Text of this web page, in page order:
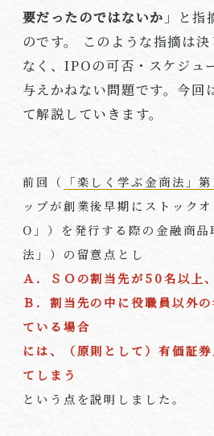
要だったのではないか 」と指
のです。 このような指摘は
なく、IPOの可否・スケジュ
与えかねない問題です。今回
て解説していきます。
前回（ 「楽しく学ぶ金商法」
ップが創業後早期にストック
O 」）を発行する際の金融商
法」）の留意点とし
Ａ．ＳＯの割当先が50名以上
Ｂ．割当先の中に役職員以外
ている場合
には、（原則として）有価証
てしまう
という点を説明しました。